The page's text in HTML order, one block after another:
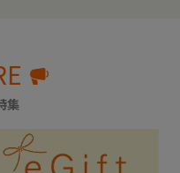
集